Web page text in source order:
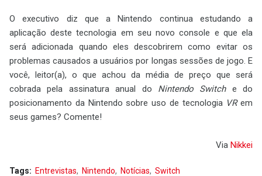
O executivo diz que a Nintendo continua estudando a
aplicação deste tecnologia em seu novo console e que ela
será adicionada quando eles descobrirem como evitar os
problemas causados a usuários por longas sessões de jogo. E
você, leitor(a), o que achou da média de preço que será
cobrada pela assinatura anual do Nintendo Switche do
posicionamento da Nintendo sobre uso de tecnologia VRem
seus games? Comente!
Via Nikkei
Tags: Entrevistas Nintendo Notícias Switch